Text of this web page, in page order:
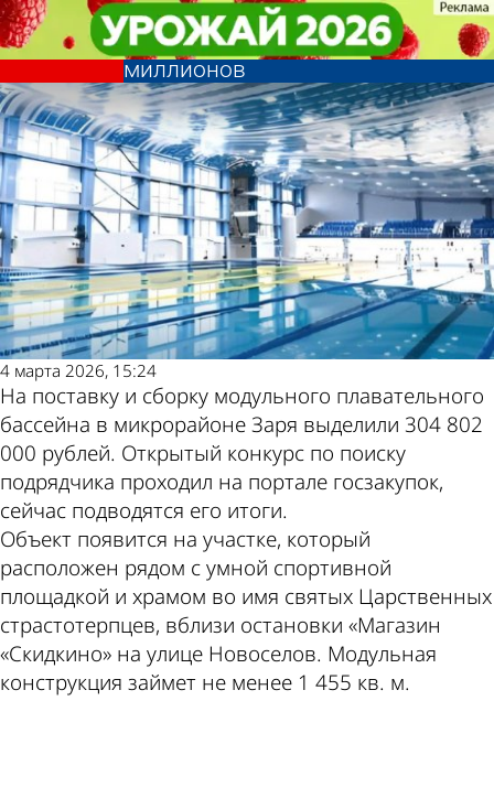
На поставку и сборку бассейна в
Заре выделили почти 305
миллионов
Спорт
4 марта 2026, 15:24
На поставку и сборку модульного плавательного
бассейна в микрорайоне Заря выделили 304 802
000 рублей. Открытый конкурс по поиску
подрядчика проходил на портале госзакупок,
сейчас подводятся его итоги.
Объект появится на участке, который
расположен рядом с умной спортивной
площадкой и храмом во имя святых Царственных
страстотерпцев, вблизи остановки «Магазин
«Скидкино» на улице Новоселов. Модульная
конструкция займет не менее 1 455 кв. м.
На поставку и сборку бассейна в
Заре выделили почти 305
миллионов
Спорт
Другие новости по
теме
Погода и курсы
валют в Пензе